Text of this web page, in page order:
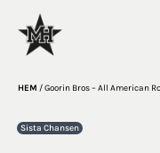
HEM /Goorin Bros – All American
Sista Chansen